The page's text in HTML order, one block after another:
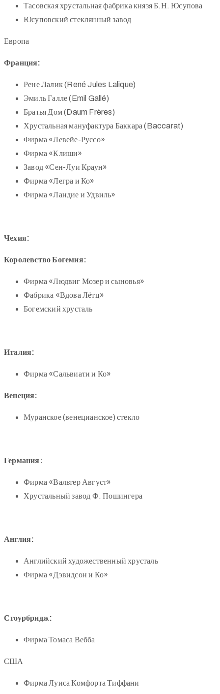
Тасовская хрустальная фабрика князя Б.Н. Юсупова
Юсуповский стеклянный завод
Европа
Франция:
Рене Лалик (René Jules Lalique)
Эмиль Галле (Emil Gallé)
Братья Дом (Daum Frères)
Хрустальная мануфактура Баккара (Baccarat)
Фирма «Левейе-Руссо»
Фирма «Клиши»
Завод «Сен-Луи Краун»
Фирма «Легра и Ко»
Фирма «Ландие и Удвиль»
Чехия:
Королевство Богемия:
Фирма «Людвиг Мозер и сыновья»
Фабрика «Вдова Лётц»
Богемский хрусталь
Италия:
Фирма «Сальвиати и Ко»
Венеция:
Муранское (венецианское) стекло
Германия:
Фирма «Вальтер Август»
Хрустальный завод Ф. Пошингера
Англия:
Английский художественный хрусталь
Фирма «Дэвидсон и Ко»
Стоурбридж:
Фирма Томаса Вебба
США
Фирма Луиса Комфорта Тиффани